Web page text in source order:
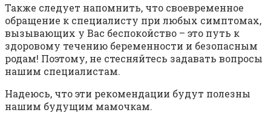
Также следует напомнить, что своевременное
обращение к специалисту при любых симптомах,
вызывающих у Вас беспокойство – это путь к
здоровому течению беременности и безопасным
родам! Поэтому, не стесняйтесь задавать вопросы
нашим специалистам.
Надеюсь, что эти рекомендации будут полезны
нашим будущим мамочкам.